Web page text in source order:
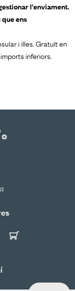
l'enviament.
ens
i illes. Gratuït en
inferiors.